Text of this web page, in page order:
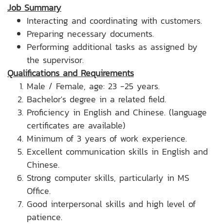
Job Summary
Interacting and coordinating with customers.
Preparing necessary documents.
Performing additional tasks as assigned by
the supervisor.
Qualifications and Requirements
Male / Female, age: 23 -25 years.
Bachelor's degree in a related field.
Proficiency in English and Chinese. (language
certificates are available)
Minimum of 3 years of work experience.
Excellent communication skills in English and
Chinese.
Strong computer skills, particularly in MS
Office.
Good interpersonal skills and high level of
patience.